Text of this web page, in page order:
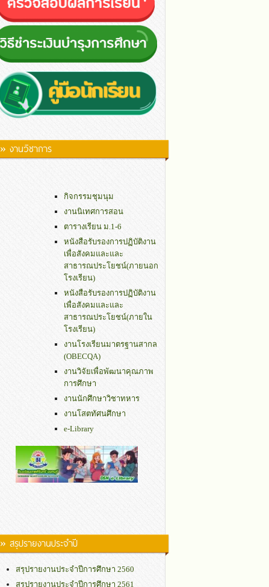
» งานวิชาการ
กิจกรรมชุมนุม
งานนิเทศการสอน
ตารางเรียน ม.1-6
หนังสือรับรองการปฏิบัติงาน
เพื่อสังคมและและ
สาธารณประโยชน์(ภายนอก
โรงเรียน)
หนังสือรับรองการปฏิบัติงาน
เพื่อสังคมและและ
สาธารณประโยชน์(ภายใน
โรงเรียน)
งานโรงเรียนมาตรฐานสากล
(OBECQA)
งานวิจัยเพื่อพัฒนาคุณภาพ
การศึกษา
งานนักศึกษาวิชาทหาร
งานโสตทัศนศึกษา
e-Library
» สรุปรายงานประจำปี
สรุปรายงานประจำปีการศึกษา 2560
สรุปรายงานประจำปีการศึกษา 2561